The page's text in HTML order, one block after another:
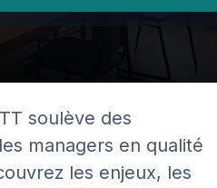
soulève des
managers en qualité
les enjeux, les